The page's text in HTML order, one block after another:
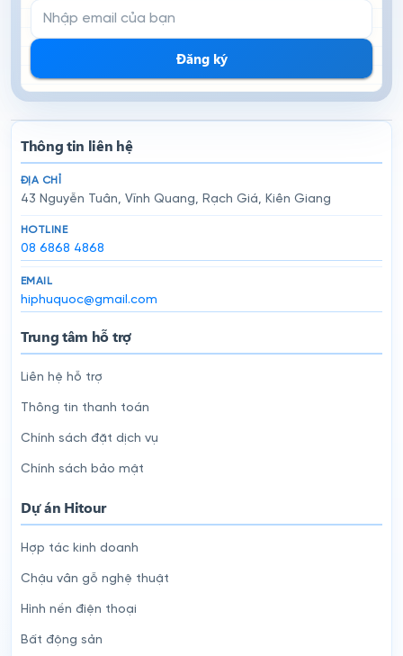
Email đăng ký nhận tin
Đăng ký
Thông tin liên hệ
ĐỊA CHỈ
43 Nguyễn Tuân, Vĩnh Quang, Rạch Giá, Kiên Giang
HOTLINE
08 6868 4868
EMAIL
hiphuquoc@gmail.com
Trung tâm hỗ trợ
Liên hệ hỗ trợ
Thông tin thanh toán
Chính sách đặt dịch vụ
Chính sách bảo mật
Dự án Hitour
Hợp tác kinh doanh
Chậu vân gỗ nghệ thuật
Hình nền điện thoại
Bất động sản